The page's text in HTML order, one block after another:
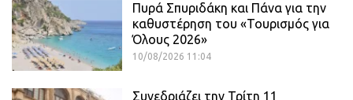
Πυρά Σπυριδάκη και Πάνα για την
καθυστέρηση του «Τουρισμός για
Όλους 2026»
10/08/2026 11:04
Συνεδριάζει την Τρίτη 11